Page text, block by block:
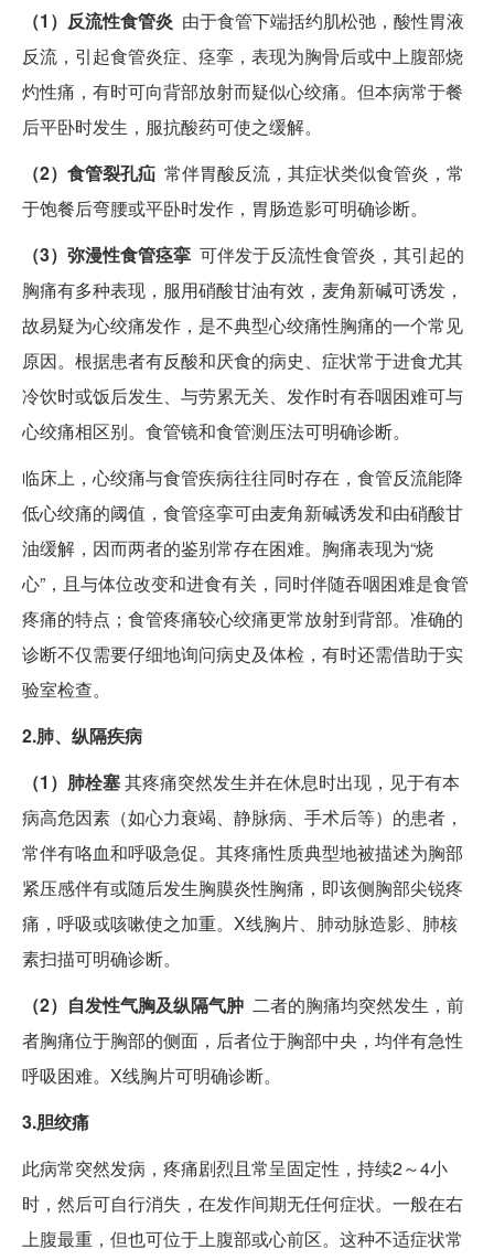
（1）反流性食管炎 由于食管下端括约肌松弛，酸性胃液
反流，引起食管炎症、痉挛，表现为胸骨后或中上腹部烧
灼性痛，有时可向背部放射而疑似心绞痛。但本病常于餐
后平卧时发生，服抗酸药可使之缓解。
（2）食管裂孔疝 常伴胃酸反流，其症状类似食管炎，常
于饱餐后弯腰或平卧时发作，胃肠造影可明确诊断。
（3）弥漫性食管痉挛 可伴发于反流性食管炎，其引起的
胸痛有多种表现，服用硝酸甘油有效，麦角新碱可诱发，
故易疑为心绞痛发作，是不典型心绞痛性胸痛的一个常见
原因。根据患者有反酸和厌食的病史、症状常于进食尤其
冷饮时或饭后发生、与劳累无关、发作时有吞咽困难可与
心绞痛相区别。食管镜和食管测压法可明确诊断。
临床上，心绞痛与食管疾病往往同时存在，食管反流能降
低心绞痛的阈值，食管痉挛可由麦角新碱诱发和由硝酸甘
油缓解，因而两者的鉴别常存在困难。胸痛表现为“烧
心”，且与体位改变和进食有关，同时伴随吞咽困难是食管
疼痛的特点；食管疼痛较心绞痛更常放射到背部。准确的
诊断不仅需要仔细地询问病史及体检，有时还需借助于实
验室检查。
2.肺、纵隔疾病
（1）肺栓塞其疼痛突然发生并在休息时出现，见于有本
病高危因素（如心力衰竭、静脉病、手术后等）的患者，
常伴有咯血和呼吸急促。其疼痛性质典型地被描述为胸部
紧压感伴有或随后发生胸膜炎性胸痛，即该侧胸部尖锐疼
痛，呼吸或咳嗽使之加重。X线胸片、肺动脉造影、肺核
素扫描可明确诊断。
（2）自发性气胸及纵隔气肿 二者的胸痛均突然发生，前
者胸痛位于胸部的侧面，后者位于胸部中央，均伴有急性
呼吸困难。X线胸片可明确诊断。
3.胆绞痛
此病常突然发病，疼痛剧烈且常呈固定性，持续2～4小
时，然后可自行消失，在发作间期无任何症状。一般在右
上腹最重，但也可位于上腹部或心前区。这种不适症状常